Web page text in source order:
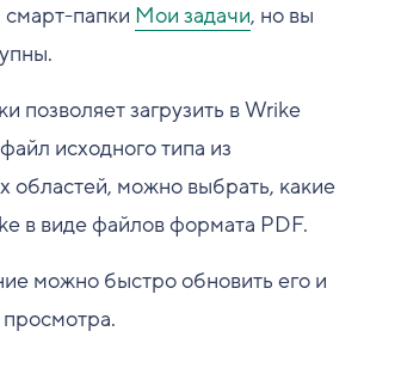
папки Мои задачи, но вы
позволяет загрузить в Wrike
исходного типа из
областей, можно выбрать, какие
в виде файлов формата PDF.
можно быстро обновить его и